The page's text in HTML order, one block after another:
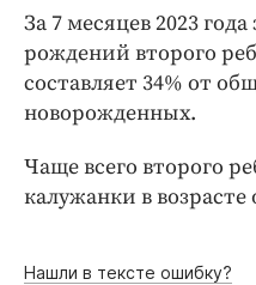
Интересное
Клиника года
Бренд года
Работодатель
За 7 месяцев 2023
рождений второго
составляет 34% от
новорожденных.
Чаще всего второго
калужанки в возрасте
Нашли в тексте ошибку?